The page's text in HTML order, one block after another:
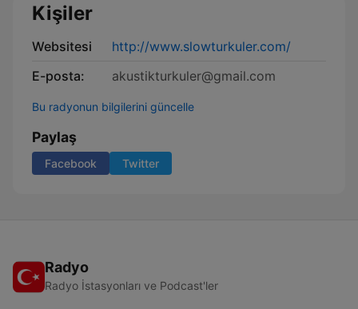
Kişiler
Websitesi
http://www.slowturkuler.com/
E-posta:
akustikturkuler@gmail.com
Bu radyonun bilgilerini güncelle
Paylaş
Facebook Twitter
Radyo
Radyo İstasyonları ve Podcast'ler